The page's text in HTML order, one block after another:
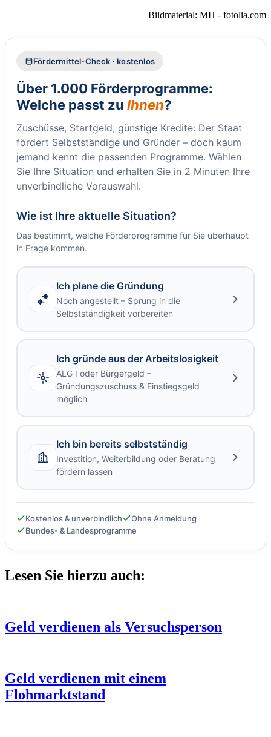
Bildmaterial: MH - fotolia.com
Fördermittel-Check · kostenlos
Über 1.000 Förderprogramme:
Welche passt zu Ihnen?
Zuschüsse, Startgeld, günstige Kredite: Der Staat
fördert Selbstständige und Gründer – doch kaum
jemand kennt die passenden Programme. Wählen
Sie Ihre Situation und erhalten Sie in 2 Minuten Ihre
unverbindliche Vorauswahl.
Wie ist Ihre aktuelle Situation?
Das bestimmt, welche Förderprogramme für Sie überhaupt
in Frage kommen.
Ich plane die Gründung
Noch angestellt – Sprung in die
Selbstständigkeit vorbereiten
Ich gründe aus der Arbeitslosigkeit
ALG I oder Bürgergeld –
Gründungszuschuss & Einstiegsgeld
möglich
Ich bin bereits selbstständig
Investition, Weiterbildung oder Beratung
fördern lassen
Kostenlos & unverbindlich
Ohne Anmeldung
Bundes- & Landesprogramme
Lesen Sie hierzu auch:
Geld verdienen als Versuchsperson
Geld verdienen mit einem
Flohmarktstand